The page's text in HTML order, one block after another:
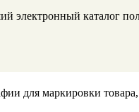
электронный каталог
для маркировки